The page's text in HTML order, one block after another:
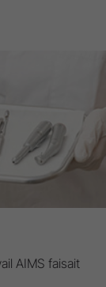
AIMS faisait